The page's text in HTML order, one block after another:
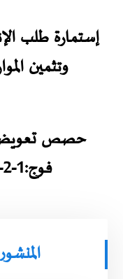
إستمارة طلب
وتثمين
فوج:1-2-3 الأستاذة بغياني أ.